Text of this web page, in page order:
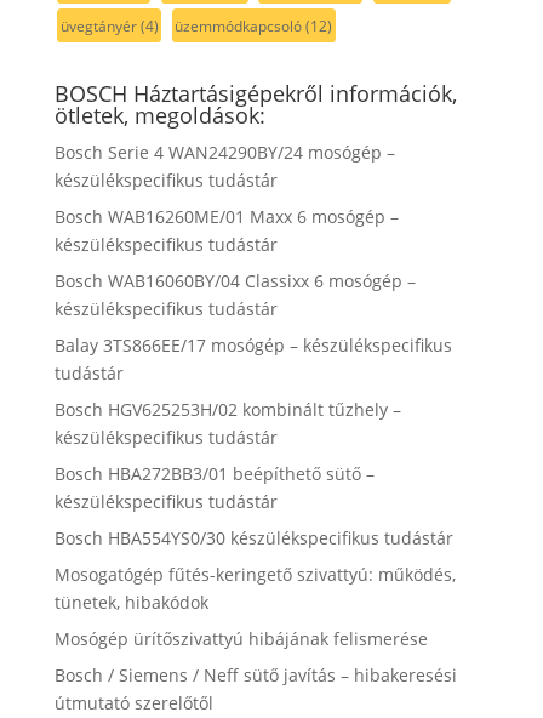
üvegtányér(4) üzemmódkapcsoló(12)
BOSCH Háztartásigépekről információk,
ötletek, megoldások:
Bosch Serie 4 WAN24290BY/24 mosógép –
készülékspecifikus tudástár
Bosch WAB16260ME/01 Maxx 6 mosógép –
készülékspecifikus tudástár
Bosch WAB16060BY/04 Classixx 6 mosógép –
készülékspecifikus tudástár
Balay 3TS866EE/17 mosógép – készülékspecifikus
tudástár
Bosch HGV625253H/02 kombinált tűzhely –
készülékspecifikus tudástár
Bosch HBA272BB3/01 beépíthető sütő –
készülékspecifikus tudástár
Bosch HBA554YS0/30 készülékspecifikus tudástár
Mosogatógép fűtés-keringető szivattyú: működés,
tünetek, hibakódok
Mosógép ürítőszivattyú hibájának felismerése
Bosch / Siemens / Neff sütő javítás – hibakeresési
útmutató szerelőtől